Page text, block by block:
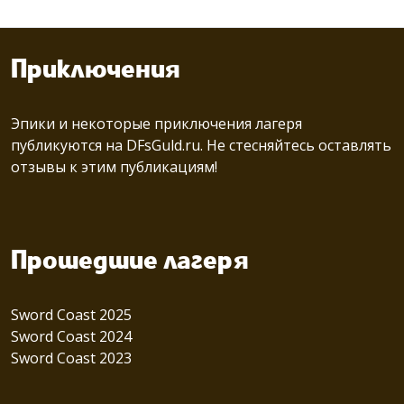
Приключения
Эпики и некоторые приключения лагеря
публикуются на DFsGuld.ru. Не стесняйтесь оставлять
отзывы к этим публикациям!
Прошедшие лагеря
Sword Coast 2025
Sword Coast 2024
Sword Coast 2023